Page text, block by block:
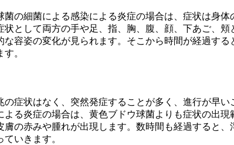
菌の細菌による感染による炎症の場合は、症状は身体
状として両方の手や足、指、胸、腹、顔、下あご、
な容姿の変化が見られます。そこから時間が経過する
。
の症状はなく、突然発症することが多く、進行が早
よる炎症の場合は、黄色ブドウ球菌よりも症状の出現
膚の赤みや腫れが出現します。数時間も経過すると、
ていきます。